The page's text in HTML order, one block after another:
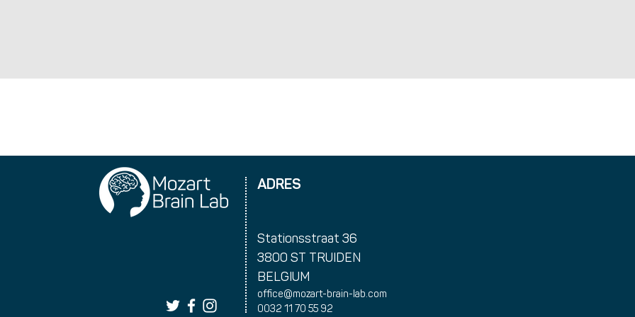
ADRES
Stationsstraat 36
3800 ST TRUIDEN
BELGIUM
office@mozart-brain-lab.com
0032 11 70 55 92